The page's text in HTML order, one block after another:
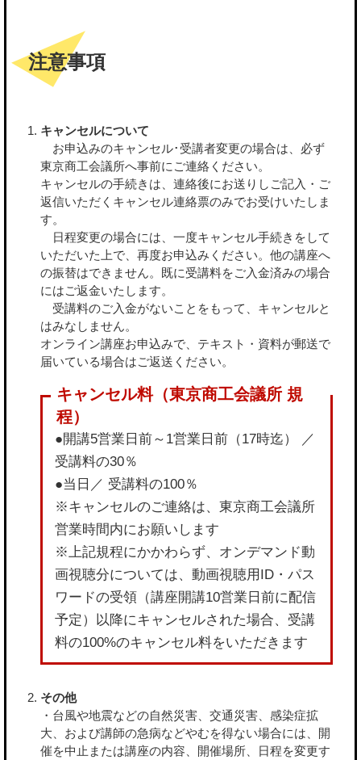
注意事項
キャンセルについて
お申込みのキャンセル･受講者変更の場合は、必ず
東京商工会議所へ事前にご連絡ください。
キャンセルの手続きは、連絡後にお送りしご記入・ご
返信いただくキャンセル連絡票のみでお受けいたしま
す。
日程変更の場合には、一度キャンセル手続きをして
いただいた上で、再度お申込みください。他の講座へ
の振替はできません。既に受講料をご入金済みの場合
にはご返金いたします。
受講料のご入金がないことをもって、キャンセルと
はみなしません。
オンライン講座お申込みで、テキスト・資料が郵送で
届いている場合はご返送ください。
●開講5営業日前～1営業日前（17時迄） ／
受講料の30％
●当日／ 受講料の100％
※キャンセルのご連絡は、東京商工会議所
営業時間内にお願いします
※上記規程にかかわらず、オンデマンド動
画視聴分については、動画視聴用ID・パス
ワードの受領（講座開講10営業日前に配信
予定）以降にキャンセルされた場合、受講
料の100%のキャンセル料をいただきます
その他
・台風や地震などの自然災害、交通災害、感染症拡
大、および講師の急病などやむを得ない場合には、開
催を中止または講座の内容、開催場所、日程を変更す